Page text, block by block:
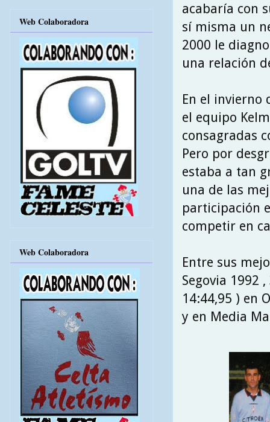
acabaría con
sí misma un
2000 le
una relación
En el invierno
el equipo
consagradas
Pero por
estaba a tan
una de las
participación
competir en
Entre sus
Segovia 1992
14:44,95 ) en
y en Media
Web Colaboradora
Web Colaboradora